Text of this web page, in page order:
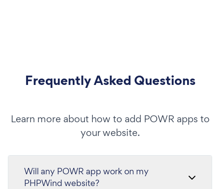
Frequently Asked Questions
Learn more about how to add POWR apps to
your website.
Will any POWR app work on my
PHPWind website?